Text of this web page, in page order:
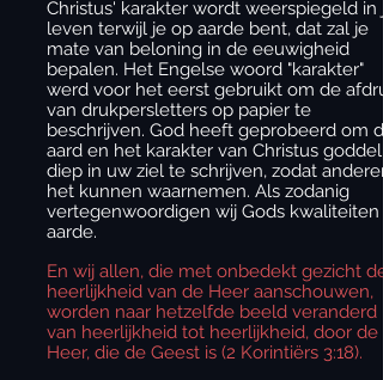
Christus' karakter wordt weerspiegeld in
leven terwijl je op aarde bent, dat zal je
mate van beloning in de eeuwigheid
bepalen. Het Engelse woord "karakter"
werd voor het eerst gebruikt om de
van drukpersletters op papier te
beschrijven. God heeft geprobeerd om
aard en het karakter van Christus
diep in uw ziel te schrijven, zodat anderen
het kunnen waarnemen. Als zodanig
vertegenwoordigen wij Gods kwaliteiten
aarde.
En wij allen, die met onbedekt gezicht de
heerlijkheid van de Heer aanschouwen,
worden naar hetzelfde beeld veranderd
van heerlijkheid tot heerlijkheid, door de
Heer, die de Geest is (2 Korintiërs 3:18).